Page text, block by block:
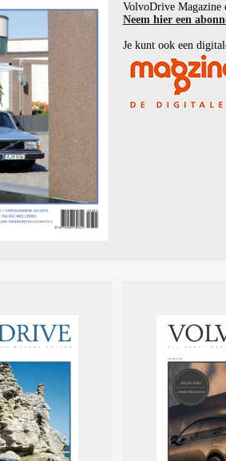
VolvoDrive Magazine
Neem hier een
Je kunt ook een